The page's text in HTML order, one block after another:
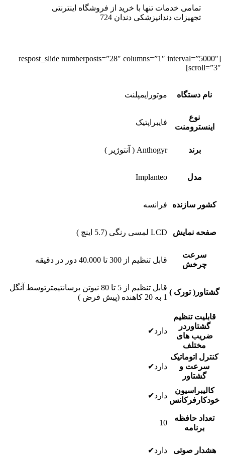
تمامی خدمات تنها با خرید از فروشگاه اینترنتی
تجهیزات دندانپزشکی دندان 724
[respost_slide numberposts=”28″ columns=”1″ interval=”5000″
scroll=”3″]
نام دستگاه موتورایمپلنت
نوع
اینسترومنت
فایبراپتیک
برند Anthogyr ( آنتوژیر )
مدل Implanteo
کشور سازنده فرانسه
صفحه نمایش LCD لمسی رنگی (5.7 اینچ )
سرعت
چرخش
قابل تنظیم از 300 تا 40.000 دور در دقیقه
گشتاور( تورک )
قابل تنظیم از 5 تا 80 نیوتن برسانتیمترتوسط آنگل
1 به 20 کاهنده (پیش فرض )
قابلیت تنظیم
گشتاوردر
ضریب های
مختلف
دارد✔
کنترل اتوماتیک
سرعت و
گشتاور
دارد✔
کالیبراسیون
خودکارفرکانس
دارد✔
تعداد حافظه
برنامه
10
هشدار صوتی دارد✔